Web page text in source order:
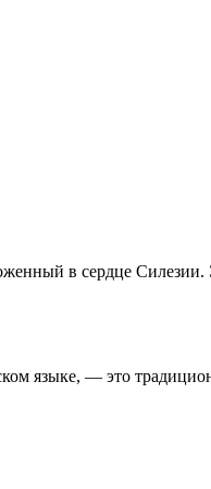
в сердце Силезии.
языке, — это